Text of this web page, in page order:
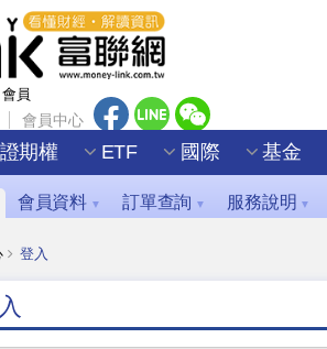
員
會員中心
證期權 ETF 國際 基金
會員資料 ▼ 訂單查詢 ▼ 服務說明 ▼
登入